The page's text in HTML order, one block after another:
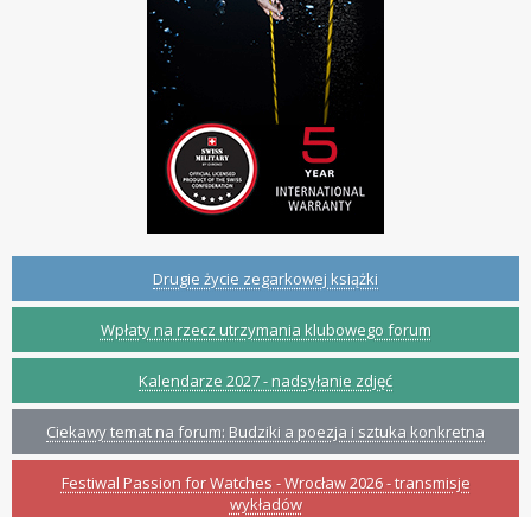
Drugie życie zegarkowej książki
Wpłaty na rzecz utrzymania klubowego forum
Kalendarze 2027 - nadsyłanie zdjęć
Ciekawy temat na forum: Budziki a poezja i sztuka konkretna
Festiwal Passion for Watches - Wrocław 2026 - transmisje
wykładów